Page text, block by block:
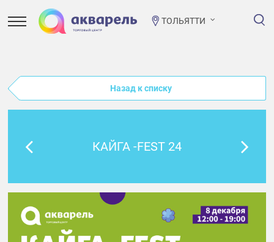
ТОЛЬЯТТИ
Назад к списку
КАЙГА -FEST 24